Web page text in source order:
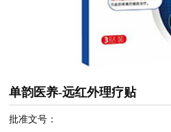
单韵医养-远红外理疗贴
批准文号：